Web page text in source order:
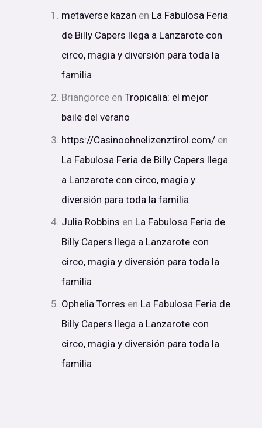
metaverse kazan en La Fabulosa Feria
de Billy Capers llega a Lanzarote con
circo, magia y diversión para toda la
familia
Briangorce en Tropicalia: el mejor
baile del verano
https://Casinoohnelizenztirol.com/ en
La Fabulosa Feria de Billy Capers llega
a Lanzarote con circo, magia y
diversión para toda la familia
Julia Robbins en La Fabulosa Feria de
Billy Capers llega a Lanzarote con
circo, magia y diversión para toda la
familia
Ophelia Torres en La Fabulosa Feria de
Billy Capers llega a Lanzarote con
circo, magia y diversión para toda la
familia